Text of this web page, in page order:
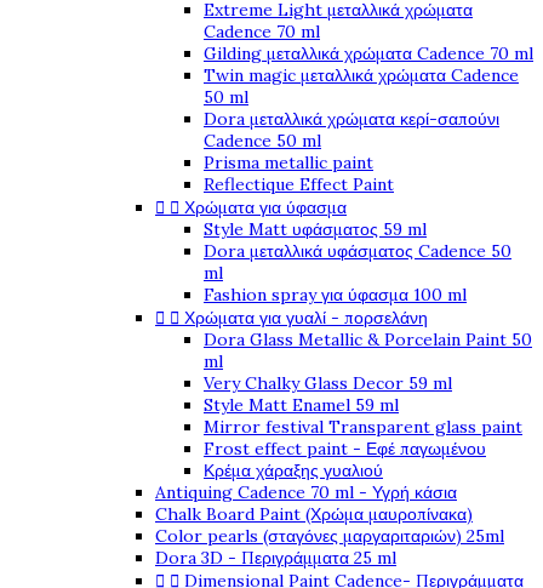
Extreme Light μεταλλικά χρώματα
Cadence 70 ml
Gilding μεταλλικά χρώματα Cadence 70 ml
Twin magic μεταλλικά χρώματα Cadence
50 ml
Dora μεταλλικά χρώματα κερί-σαπούνι
Cadence 50 ml
Prisma metallic paint
Reflectique Effect Paint
  Χρώματα για ύφασμα
Style Matt υφάσματος 59 ml
Dora μεταλλικά υφάσματος Cadence 50
ml
Fashion spray για ύφασμα 100 ml
  Χρώματα για γυαλί - πορσελάνη
Dora Glass Metallic & Porcelain Paint 50
ml
Very Chalky Glass Decor 59 ml
Style Matt Enamel 59 ml
Mirror festival Transparent glass paint
Frost effect paint - Εφέ παγωμένου
Κρέμα χάραξης γυαλιού
Antiquing Cadence 70 ml - Υγρή κάσια
Chalk Board Paint (Χρώμα μαυροπίνακα)
Color pearls (σταγόνες μαργαριταριών) 25ml
Dora 3D - Περιγράμματα 25 ml
  Dimensional Paint Cadence- Περιγράμματα